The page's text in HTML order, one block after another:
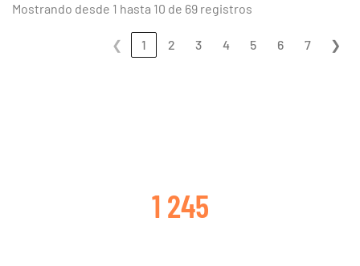
Mostrando desde 1 hasta 10 de 69 registros
❮ 1 2 3 4 5 6 7 ❯
1 245